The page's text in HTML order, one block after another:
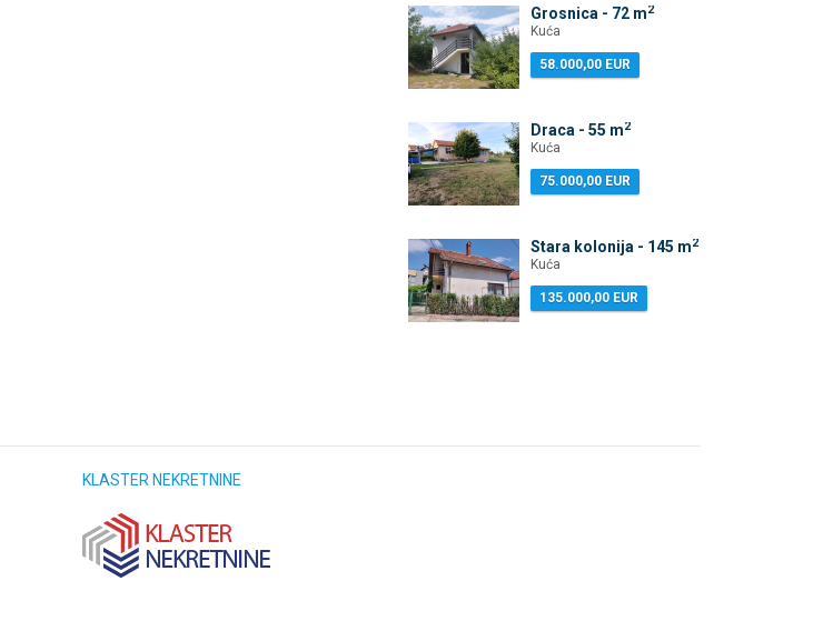
Grosnica - 72 m2
Kuća
58.000,00 EUR
Draca - 55 m2
Kuća
75.000,00 EUR
Stara kolonija - 145 m2
Kuća
135.000,00 EUR
KLASTER NEKRETNINE